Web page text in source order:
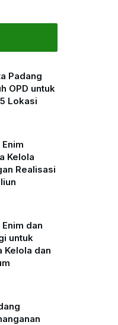
Padang
OPD untuk
Lokasi
Kelola
Realisasi
dan
untuk
Kelola dan